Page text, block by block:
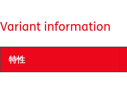
Variant information
特性